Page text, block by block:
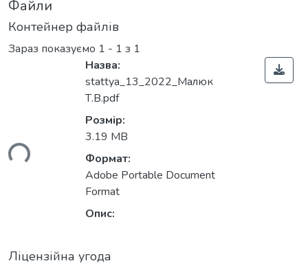
Файли
Контейнер файлів
Зараз показуємо 1 - 1 з 1
Назва:
stattya_13_2022_Maлюк
Т.В.pdf
Розмір:
3.19 MB
Формат:
Adobe Portable Document
Format
Опис:
Ліцензійна угода